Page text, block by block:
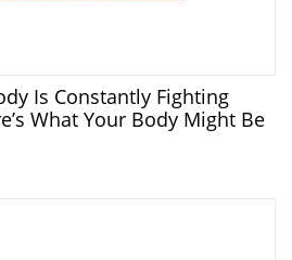
Is Constantly Fighting
What Your Body Might Be